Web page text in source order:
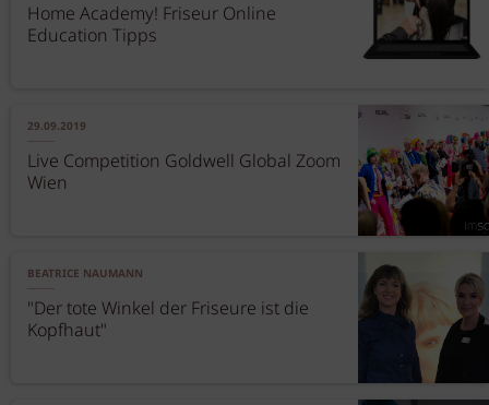
Home Academy! Friseur Online
Education Tipps
29.09.2019
Live Competition Goldwell Global Zoom
Wien
BEATRICE NAUMANN
"Der tote Winkel der Friseure ist die
Kopfhaut"